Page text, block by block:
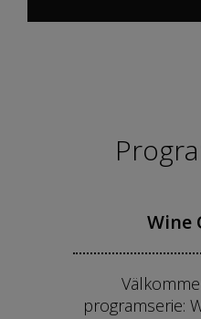
Wine
programserie: